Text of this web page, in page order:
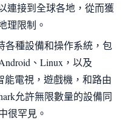
連接到全球各地，從而獲
理限制。
各種設備和操作系統，包
、Linux，以及
能電視，遊戲機，和路由
允許無限數量的設備同
很罕見。